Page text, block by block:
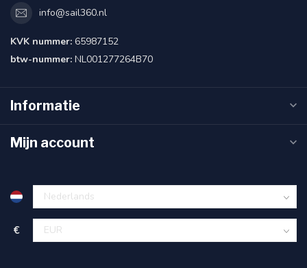
info@sail360.nl
KVK nummer: 65987152
btw-nummer: NL001277264B70
Informatie
Mijn account
€